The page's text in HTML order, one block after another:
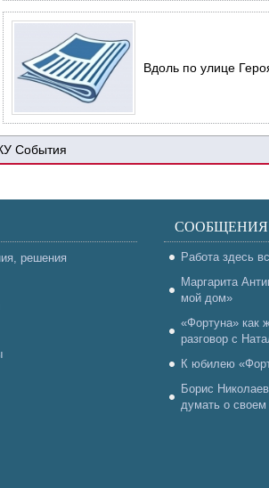
Вдоль по улице
События
решения
СООБЩЕНИЯ
Работа здесь
Маргарита
мой дом»
«Фортуна» как
разговор с
К юбилею
Борис
думать о